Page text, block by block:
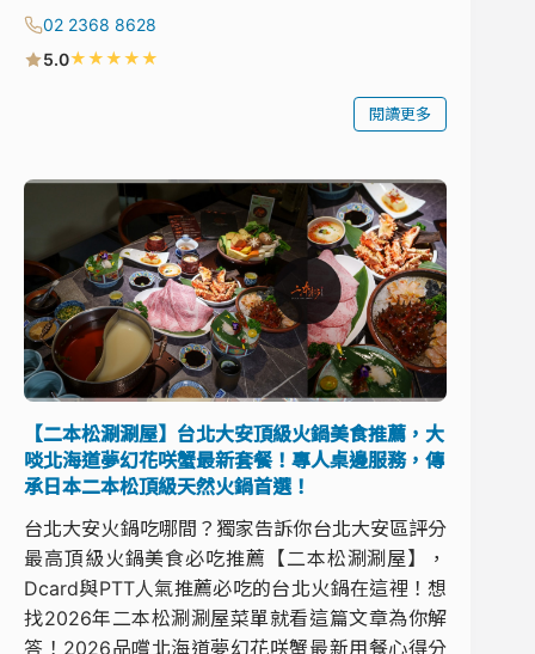
02 2368 8628
5.0★★★★★
閱讀更多
【二本松涮涮屋】台北大安頂級火鍋美食推薦，大
啖北海道夢幻花咲蟹最新套餐！專人桌邊服務，傳
承日本二本松頂級天然火鍋首選！
台北大安火鍋吃哪間？獨家告訴你台北大安區評分
最高頂級火鍋美食必吃推薦【二本松涮涮屋】，
Dcard與PTT人氣推薦必吃的台北火鍋在這裡！想
找2026年二本松涮涮屋菜單就看這篇文章為你解
答！2026品嚐北海道夢幻花咲蟹最新用餐心得分